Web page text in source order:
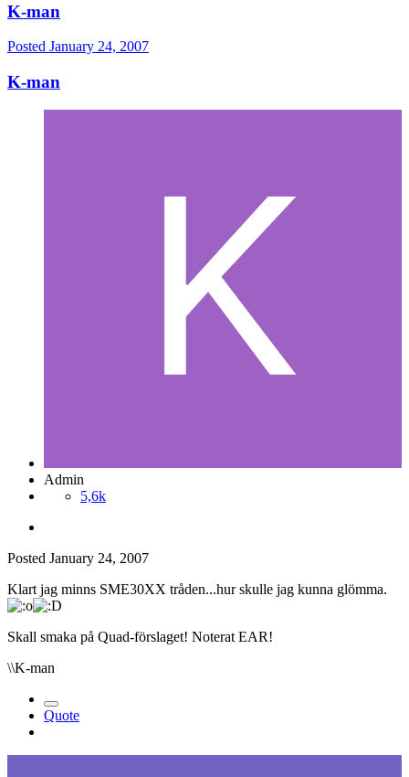
K-man
Posted January 24, 2007
K-man
Admin
5,6k
Posted January 24, 2007
Klart jag minns SME30XX tråden...hur skulle jag kunna glömma.
Skall smaka på Quad-förslaget! Noterat EAR!
\\K-man
Quote